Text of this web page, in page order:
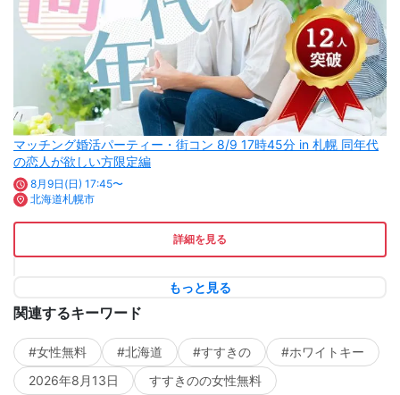
マッチング婚活パーティー・街コン 8/9 17時45分 in 札幌 同年代
の恋人が欲しい方限定編
8月9日(日) 17:45〜
北海道札幌市
詳細を見る
もっと見る
関連するキーワード
#女性無料 #北海道 #すすきの
#ホワイトキー
2026年8月13日
すすきのの女性無料